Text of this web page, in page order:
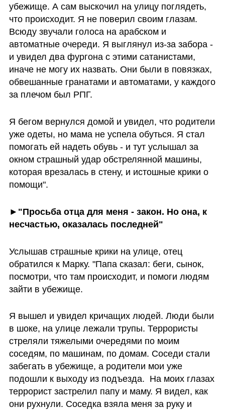
убежище. А сам выскочил на улицу поглядеть,
что происходит. Я не поверил своим глазам.
Всюду звучали голоса на арабском и
автоматные очереди. Я выглянул из-за забора -
и увидел два фургона с этими сатанистами,
иначе не могу их назвать. Они были в повязках,
обвешанные гранатами и автоматами, у каждого
за плечом был РПГ.
Я бегом вернулся домой и увидел, что родители
уже одеты, но мама не успела обуться. Я стал
помогать ей надеть обувь - и тут услышал за
окном страшный удар обстрелянной машины,
которая врезалась в стену, и истошные крики о
помощи".
►"Просьба отца для меня - закон. Но она, к
несчастью, оказалась последней"
Услышав страшные крики на улице, отец
обратился к Марку. "Папа сказал: беги, сынок,
посмотри, что там происходит, и помоги людям
зайти в убежище.
Я вышел и увидел кричащих людей. Люди были
в шоке, на улице лежали трупы. Террористы
стреляли тяжелыми очередями по моим
соседям, по машинам, по домам. Соседи стали
забегать в убежище, а родители мои уже
подошли к выходу из подъезда.  На моих глазах
террорист застрелил папу и маму. Я видел, как
они рухнули. Соседка взяла меня за руку и